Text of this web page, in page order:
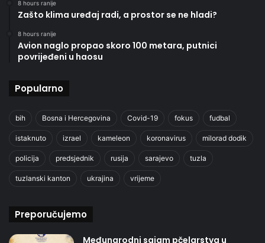
8 hours ranije
Zašto klima uređaj radi, a prostor se ne hladi?
8 hours ranije
Avion naglo propao skoro 100 metara, putnici
povrijeđeni u haosu
Popularno
bih Bosna i Hercegovina Covid-19 fokus fudbal
istaknuto izrael kameleon koronavirus milorad dodik
policija predsjednik rusija sarajevo tuzla
tuzlanski kanton ukrajina vrijeme
Preporučujemo
Međunarodni sajam pčelarstva u